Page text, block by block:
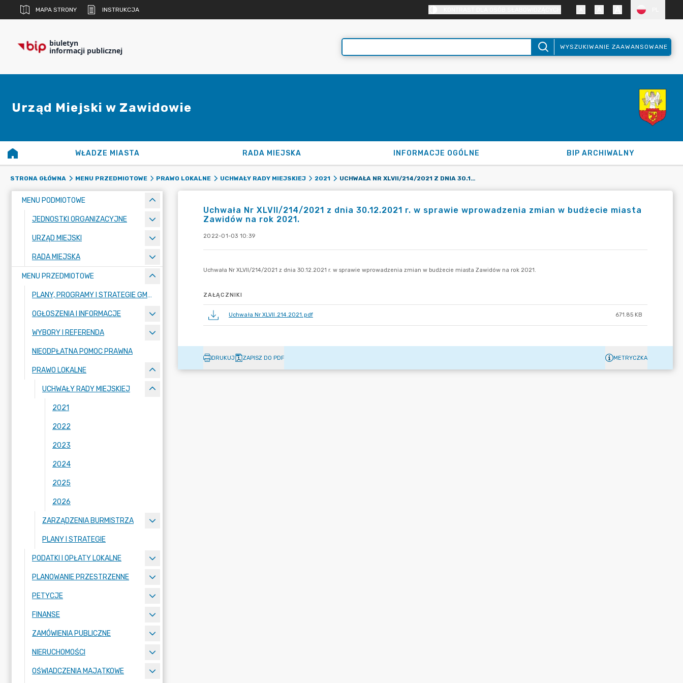
MAPA STRONY INSTRUKCJA
biuletyn
informacji publicznej WYSZUKIWANIE ZAAWANSOWANE
Urząd Miejski w Zawidowie
WŁADZE MIASTA RADA MIEJSKA INFORMACJE OGÓLNE BIP ARCHIWALNY
STRONA GŁÓWNA MENU PRZEDMIOTOWE PRAWO LOKALNE UCHWAŁY RADY MIEJSKIEJ 2021 UCHWAŁA NR XLVII/214/2021 Z DNIA 30.12.2021 R. W SPRAWIE WPROWADZENIA ZMIAN W BUDŻECIE MIASTA ZAWIDÓW NA ROK 2021.
MENU PODMIOTOWE
JEDNOSTKI ORGANIZACYJNE
URZĄD MIEJSKI
RADA MIEJSKA
MENU PRZEDMIOTOWE
PLANY, PROGRAMY I STRATEGIE GMINY
OGŁOSZENIA I INFORMACJE
WYBORY I REFERENDA
NIEODPŁATNA POMOC PRAWNA
PRAWO LOKALNE
UCHWAŁY RADY MIEJSKIEJ
2021
2022
2023
2024
2025
2026
ZARZĄDZENIA BURMISTRZA
PLANY I STRATEGIE
PODATKI I OPŁATY LOKALNE
PLANOWANIE PRZESTRZENNE
PETYCJE
FINANSE
ZAMÓWIENIA PUBLICZNE
NIERUCHOMOŚCI
OŚWIADCZENIA MAJĄTKOWE
Uchwała Nr XLVII/214/2021 z dnia 30.12.2021 r. w sprawie wprowadzenia zmian w budżecie miasta
Zawidów na rok 2021.
2022-01-03 10:39
ZAŁĄCZNIKI
Uchwała Nr XLVII.214.2021.pdf 671.85 KB
DRUKUJ ZAPISZ DO PDF METRYCZKA